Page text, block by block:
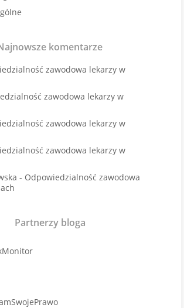
komentarze
zawodowa lekarzy w
zawodowa lekarzy w
zawodowa lekarzy w
zawodowa lekarzy w
- Odpowiedzialność zawodowa
Partnerzy bloga